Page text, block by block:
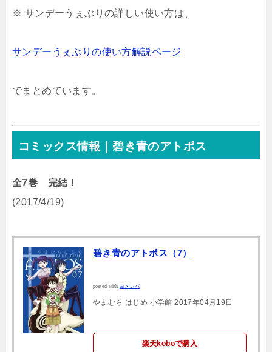
※ サンデーうぇぶりの詳しい使い方は、
サンデーうぇぶりの使い方解説ページ
でまとめています。
コミックス情報｜碧き青のアトポス
全7巻 完結！
(2017/4/19)
碧き青のアトポス（7）
posted with ヨメレバ
やまむら はじめ 小学館 2017年04月19日
楽天koboで購入